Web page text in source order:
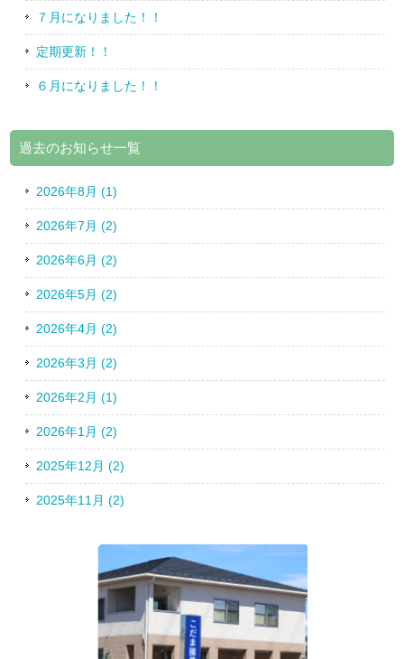
７月になりました！！
定期更新！！
６月になりました！！
過去のお知らせ一覧
2026年8月 (1)
2026年7月 (2)
2026年6月 (2)
2026年5月 (2)
2026年4月 (2)
2026年3月 (2)
2026年2月 (1)
2026年1月 (2)
2025年12月 (2)
2025年11月 (2)